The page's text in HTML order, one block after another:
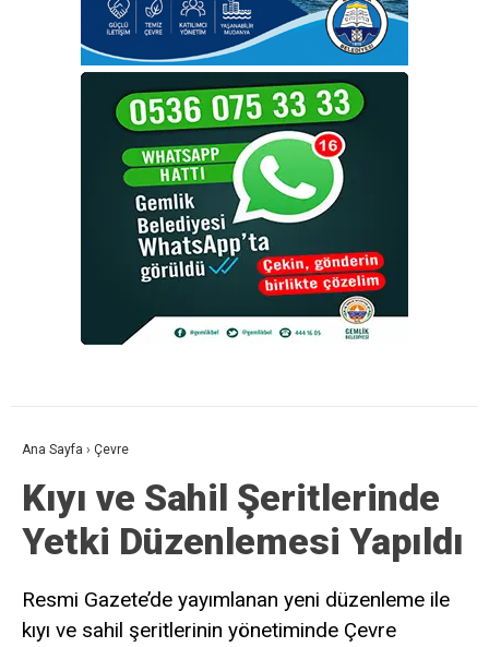
Ana Sayfa › Çevre
Kıyı ve Sahil Şeritlerinde
Yetki Düzenlemesi Yapıldı
Resmi Gazete’de yayımlanan yeni düzenleme ile
kıyı ve sahil şeritlerinin yönetiminde Çevre